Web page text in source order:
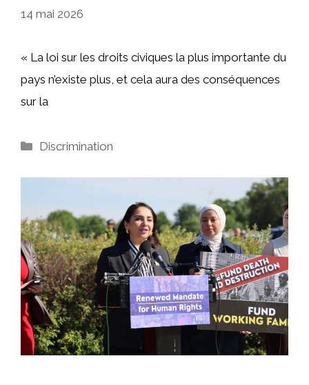
14 mai 2026
« La loi sur les droits civiques la plus importante du
pays n’existe plus, et cela aura des conséquences
sur la
Catégories
Discrimination